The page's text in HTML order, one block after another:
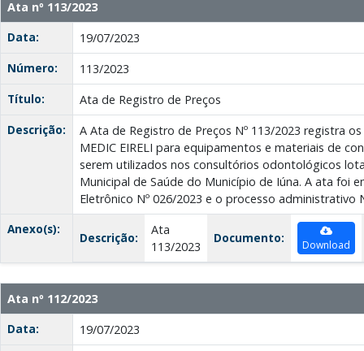
Ata nº 113/2023
Data:
19/07/2023
Número:
113/2023
Título:
Ata de Registro de Preços
Descrição:
A Ata de Registro de Preços Nº 113/2023 registra
MEDIC EIRELI para equipamentos e materiais de
serem utilizados nos consultórios odontológicos
Municipal de Saúde do Município de Iúna. A ata foi
Eletrônico Nº 026/2023 e o processo administrativo
Anexo(s):
Descrição:
Ata
113/2023
Documento: Download
Ata nº 112/2023
Data:
19/07/2023